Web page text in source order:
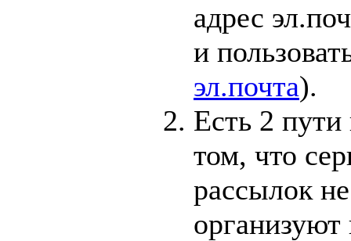
адрес
и
эл.почта).
Есть 2 пути
том, что
рассылок